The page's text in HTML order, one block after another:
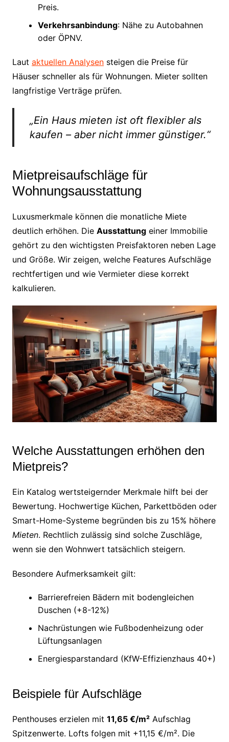
Preis.
Verkehrsanbindung: Nähe zu Autobahnen
oder ÖPNV.
Laut aktuellen Analysensteigen die Preise für
Häuser schneller als für Wohnungen. Mieter sollten
langfristige Verträge prüfen.
„Ein Haus mieten ist oft flexibler als
kaufen – aber nicht immer günstiger.“
Mietpreisaufschläge für
Wohnungsausstattung
Luxusmerkmale können die monatliche Miete
deutlich erhöhen. Die Ausstattungeiner Immobilie
gehört zu den wichtigsten Preisfaktoren neben Lage
und Größe. Wir zeigen, welche Features Aufschläge
rechtfertigen und wie Vermieter diese korrekt
kalkulieren.
Welche Ausstattungen erhöhen den
Mietpreis?
Ein Katalog wertsteigernder Merkmale hilft bei der
Bewertung. Hochwertige Küchen, Parkettböden oder
Smart-Home-Systeme begründen bis zu 15% höhere
Mieten. Rechtlich zulässig sind solche Zuschläge,
wenn sie den Wohnwert tatsächlich steigern.
Besondere Aufmerksamkeit gilt:
Barrierefreien Bädern mit bodengleichen
Duschen (+8-12%)
Nachrüstungen wie Fußbodenheizung oder
Lüftungsanlagen
Energiesparstandard (KfW-Effizienzhaus 40+)
Beispiele für Aufschläge
Penthouses erzielen mit 11,65 €/m²Aufschlag
Spitzenwerte. Lofts folgen mit +11,15 €/m². Die